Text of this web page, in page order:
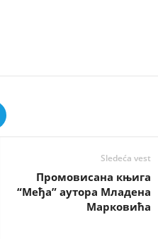
Sledeća vest
Промовисана књига
“Међа” аутора Младена
Марковића